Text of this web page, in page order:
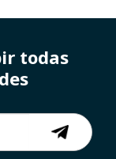
todas